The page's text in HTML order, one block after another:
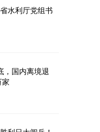
水利厅党组书
，国内离境退